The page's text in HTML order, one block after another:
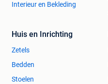
Interieur en Bekleding
Huis en Inrichting
Zetels
Bedden
Stoelen